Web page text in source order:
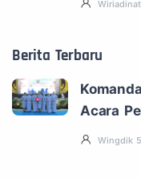
Berita Terbaru
Acara
Wingdik